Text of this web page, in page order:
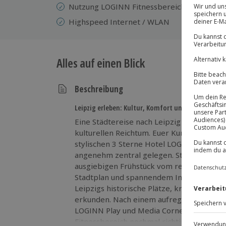
Nutzung LOGINN Fitnessbereich
Highspeed Internet / WLAN
Alles auf einen Blick
Beschreibung
Leipzig erleben: Kultur, Komfort und
Eine Städtereise nach Leipzig verspricht
kulturellen Reichtum. Euer Kurzurlaub
stylischen 3 Sterne Hotel LOGINN by
angenehm zentral gelegen. Startet voller
ausgiebigen Frühstück vom
Stadtplan und spannendem Infomaterial
Leipzigs historische Plätze, kreative
erkunden. Nach einem aufregenden
LOGINN Play und Media Corner
Fitnessbereich nochmal richtig